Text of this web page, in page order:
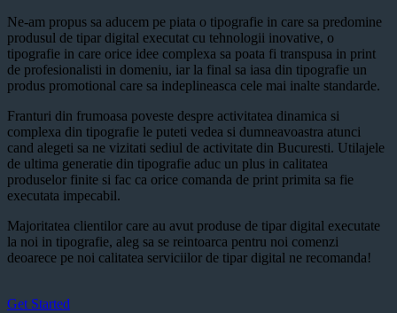
Ne-am propus sa aducem pe piata o tipografie in care sa predomine
produsul de tipar digital executat cu tehnologii inovative, o
tipografie in care orice idee complexa sa poata fi transpusa in print
de profesionalisti in domeniu, iar la final sa iasa din tipografie un
produs promotional care sa indeplineasca cele mai inalte standarde.
Franturi din frumoasa poveste despre activitatea dinamica si
complexa din tipografie le puteti vedea si dumneavoastra atunci
cand alegeti sa ne vizitati sediul de activitate din Bucuresti. Utilajele
de ultima generatie din tipografie aduc un plus in calitatea
produselor finite si fac ca orice comanda de print primita sa fie
executata impecabil.
Majoritatea clientilor care au avut produse de tipar digital executate
la noi in tipografie, aleg sa se reintoarca pentru noi comenzi
deoarece pe noi calitatea serviciilor de tipar digital ne recomanda!
Get Started